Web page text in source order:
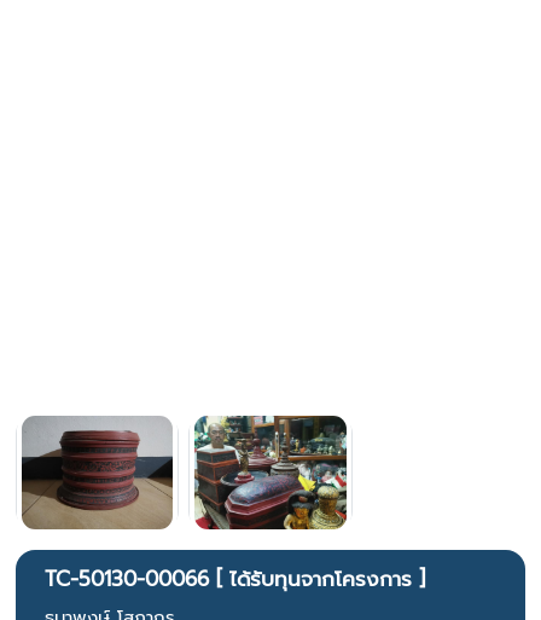
TC-50130-00066 [ ได้รับทุนจากโครงการ ]